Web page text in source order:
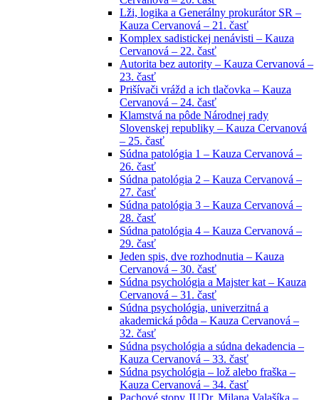
Lži, logika a Generálny prokurátor SR –
Kauza Cervanová – 21. časť
Komplex sadistickej nenávisti – Kauza
Cervanová – 22. časť
Autorita bez autority – Kauza Cervanová –
23. časť
Prišívači vrážd a ich tlačovka – Kauza
Cervanová – 24. časť
Klamstvá na pôde Národnej rady
Slovenskej republiky – Kauza Cervanová
– 25. časť
Súdna patológia 1 – Kauza Cervanová –
26. časť
Súdna patológia 2 – Kauza Cervanová –
27. časť
Súdna patológia 3 – Kauza Cervanová –
28. časť
Súdna patológia 4 – Kauza Cervanová –
29. časť
Jeden spis, dve rozhodnutia – Kauza
Cervanová – 30. časť
Súdna psychológia a Majster kat – Kauza
Cervanová – 31. časť
Súdna psychológia, univerzitná a
akademická pôda – Kauza Cervanová –
32. časť
Súdna psychológia a súdna dekadencia –
Kauza Cervanová – 33. časť
Súdna psychológia – lož alebo fraška –
Kauza Cervanová – 34. časť
Pachové stopy JUDr. Milana Valašíka –